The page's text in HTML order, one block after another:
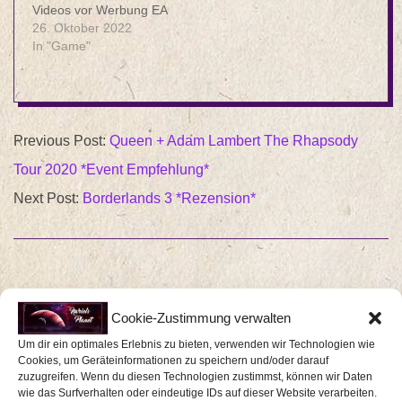
Cookie-Zustimmung verwalten
Um dir ein optimales Erlebnis zu bieten, verwenden wir Technologien wie
Cookies, um Geräteinformationen zu speichern und/oder darauf
zuzugreifen. Wenn du diesen Technologien zustimmst, können wir Daten
wie das Surfverhalten oder eindeutige IDs auf dieser Website verarbeiten.
Videos vor Werbung EA
und Criterion
veröffentlichen eine
Reihe neuer Gameplay-
Videos zu Need for
Speed Unbound, die die
verschiedenen
Möglichkeiten aufzeigen,
wie Spieler:innen sich
ihren ganz eigenen Flair
sowie Stil schaffen und
die Ästhetik ihres
Wagens verbessern,
wenn sie über die
26. Oktober 2022
In "Game"
2019-
10-
04
Previous Post:Queen + Adam Lambert The Rhapsody
Tour 2020 *Event Empfehlung*
Next Post: Borderlands 3 *Rezension*
Deine E-Mail-Adresse wird nicht veröffentlicht.
Erforderliche Felder sind mit *markiert